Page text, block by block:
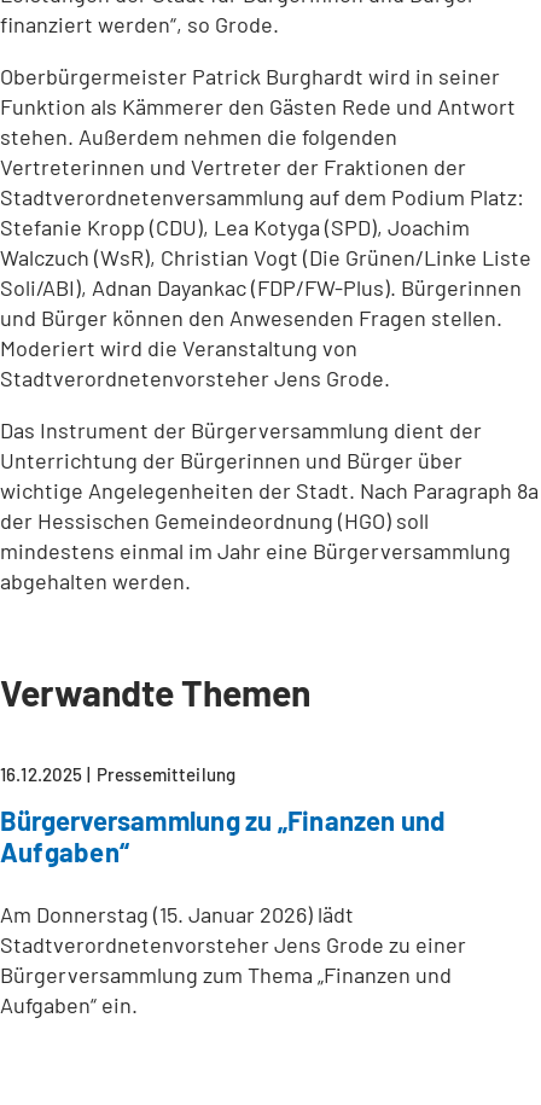
finanziert werden“, so Grode.
Oberbürgermeister Patrick Burghardt wird in seiner
Funktion als Kämmerer den Gästen Rede und Antwort
stehen. Außerdem nehmen die folgenden
Vertreterinnen und Vertreter der Fraktionen der
Stadtverordnetenversammlung auf dem Podium Platz:
Stefanie Kropp (CDU), Lea Kotyga (SPD), Joachim
Walczuch (WsR), Christian Vogt (Die Grünen/Linke Liste
Soli/ABI), Adnan Dayankac (FDP/FW-Plus). Bürgerinnen
und Bürger können den Anwesenden Fragen stellen.
Moderiert wird die Veranstaltung von
Stadtverordnetenvorsteher Jens Grode.
Das Instrument der Bürgerversammlung dient der
Unterrichtung der Bürgerinnen und Bürger über
wichtige Angelegenheiten der Stadt. Nach Paragraph 8a
der Hessischen Gemeindeordnung (HGO) soll
mindestens einmal im Jahr eine Bürgerversammlung
abgehalten werden.
Verwandte Themen
16.12.2025 Pressemitteilung
Bürgerversammlung zu „Finanzen und
Aufgaben“
Am Donnerstag (15. Januar 2026) lädt
Stadtverordnetenvorsteher Jens Grode zu einer
Bürgerversammlung zum Thema „Finanzen und
Aufgaben“ ein.